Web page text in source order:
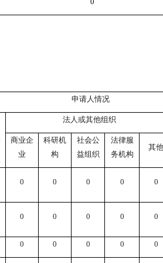
申请人情况
法人或其他组织
商业企
业
科研机
构
社会公
益组织
法律服
务机构
其他
0 0 0 0 0
0 0 0 0 0
0 0 0 0 0